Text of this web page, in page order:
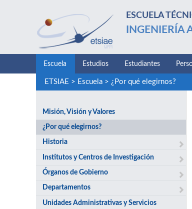
ESCUELA
INGENIERÍA
Escuela Estudios Estudiantes
ETSIAE > Escuela> ¿Por qué elegirnos?
Misión, Visión y Valores
¿Por qué elegirnos?
Historia
Institutos y Centros de Investigación
Órganos de Gobierno
Departamentos
Unidades Administrativas y Servicios